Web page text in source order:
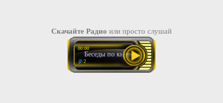
Скачайте Радио или просто слушай
Беседы по книге Рут 3
00:00
2